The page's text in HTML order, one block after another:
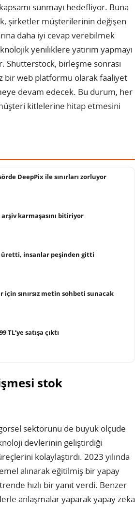
sunmayı hedefliyor. Buna
şirketler müşterilerinin değişen
daha iyi cevap verebilmek
yeniliklere yatırım yapmayı
Shutterstock, birleşme sonrası
bir web platformu olarak faaliyet
devam edecek. Bu durum, her
kitlelerine hitap etmesini
DeepPix ile sınırları zorluyor
karmaşasını bitiriyor
üretti, insanlar peşinden gitti
için sınırsız metin sohbeti sunacak
TL’ye satışa çıktı
stok
sektörünü de büyük ölçüde
devlerinin geliştirdiği
kolaylaştırdı. 2023 yılında
alınarak eğitilmiş bir yapay
hızlı bir yanıt verdi. Benzer
anlaşmalar yaparak yapay zeka